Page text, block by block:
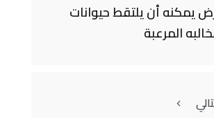
يمكنه أن يلتقط حيوانات
المرعبة